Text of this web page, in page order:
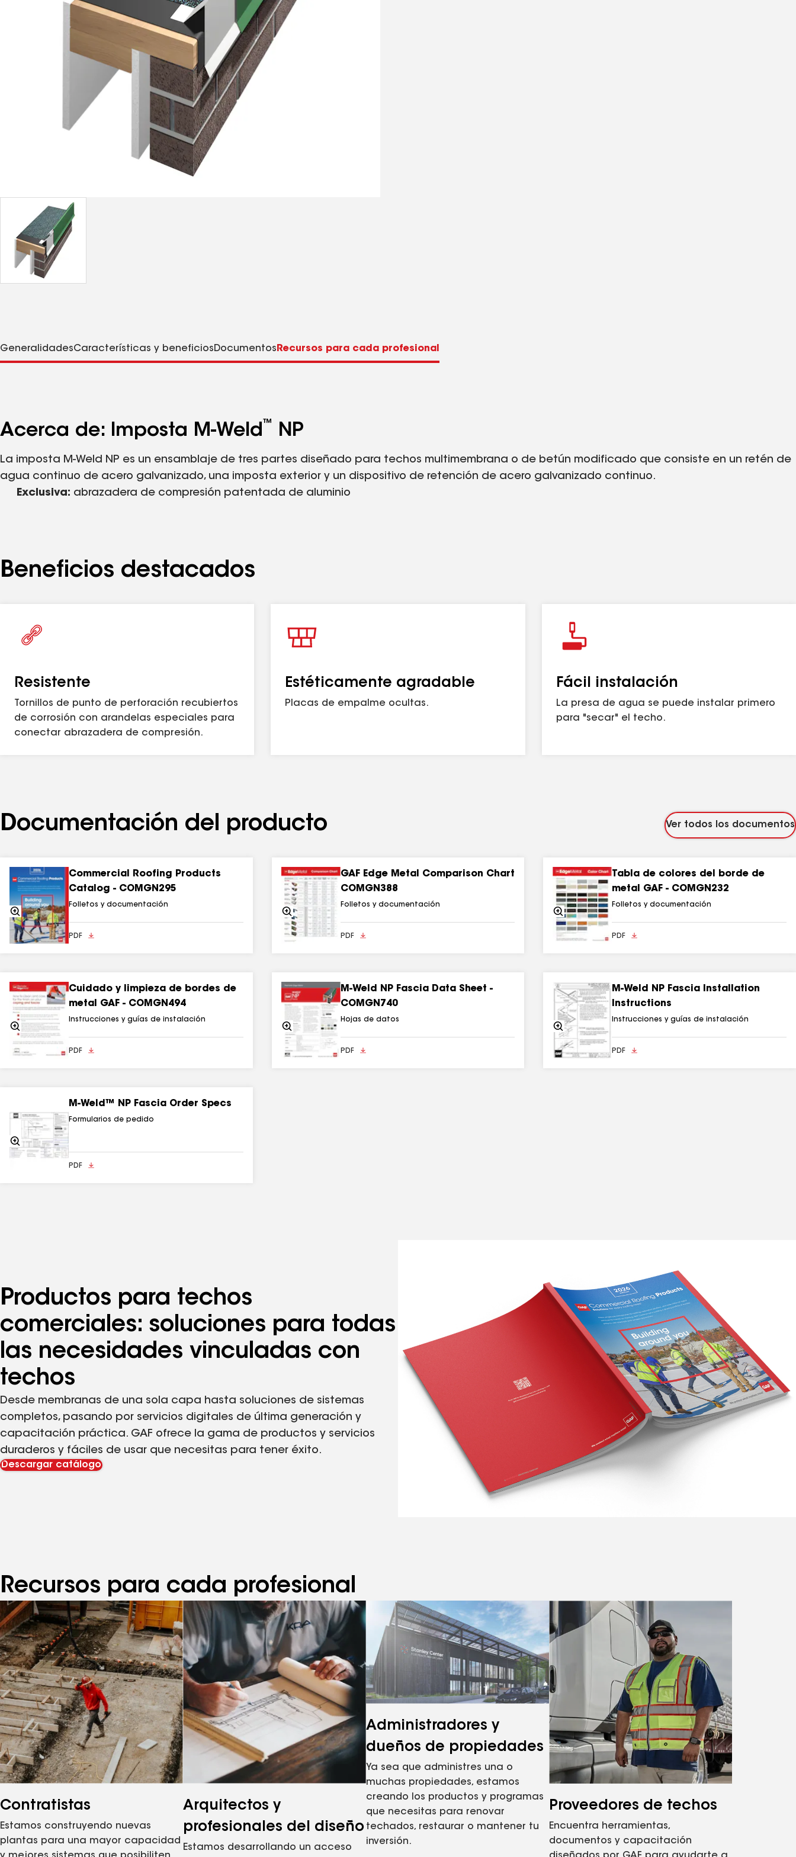
GeneralidadesCaracterísticas y beneficiosDocumentos Recursos para cada profesional
Acerca de: Imposta M-Weld ™ NP
La imposta M-Weld NP es un ensamblaje de tres partes diseñado para techos multimembrana o de betún modificado que consiste en un retén de
agua continuo de acero galvanizado, una imposta exterior y un dispositivo de retención de acero galvanizado continuo.
Exclusiva: abrazadera de compresión patentada de aluminio
Beneficios destacados
Resistente
Tornillos de punto de perforación recubiertos
de corrosión con arandelas especiales para
conectar abrazadera de compresión.
Estéticamente agradable
Placas de empalme ocultas.
Fácil instalación
La presa de agua se puede instalar primero
para "secar" el techo.
Documentación del producto Ver todos los documentos
Acercarse
Commercial Roofing Products
Catalog - COMGN295
Folletos y documentación
PDF
Acercarse
GAF Edge Metal Comparison Chart
COMGN388
Folletos y documentación
PDF
Acercarse
Tabla de colores del borde de
metal GAF - COMGN232
Folletos y documentación
PDF
Acercarse
Cuidado y limpieza de bordes de
metal GAF - COMGN494
Instrucciones y guías de instalación
PDF
Acercarse
M-Weld NP Fascia Data Sheet -
COMGN740
Hojas de datos
PDF
Acercarse
M-Weld NP Fascia Installation
Instructions
Instrucciones y guías de instalación
PDF
Acercarse
M-Weld™ NP Fascia Order Specs
Formularios de pedido
PDF
Productos para techos
comerciales: soluciones para todas
las necesidades vinculadas con
techos
Desde membranas de una sola capa hasta soluciones de sistemas
completos, pasando por servicios digitales de última generación y
capacitación práctica. GAF ofrece la gama de productos y servicios
duraderos y fáciles de usar que necesitas para tener éxito.
Descargar catálogo
Recursos para cada profesional
Contratistas
Estamos construyendo nuevas
plantas para una mayor capacidad
Arquitectos y
profesionales del diseño
Estamos desarrollando un acceso
Administradores y
dueños de propiedades
Ya sea que administres una o
muchas propiedades, estamos
creando los productos y programas
que necesitas para renovar
techados, restaurar o mantener tu
inversión.
Proveedores de techos
Encuentra herramientas,
documentos y capacitación